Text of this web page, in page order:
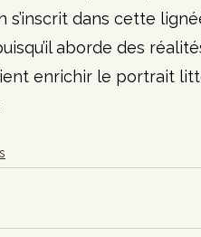
s’inscrit dans cette
aborde des
enrichir le portrait